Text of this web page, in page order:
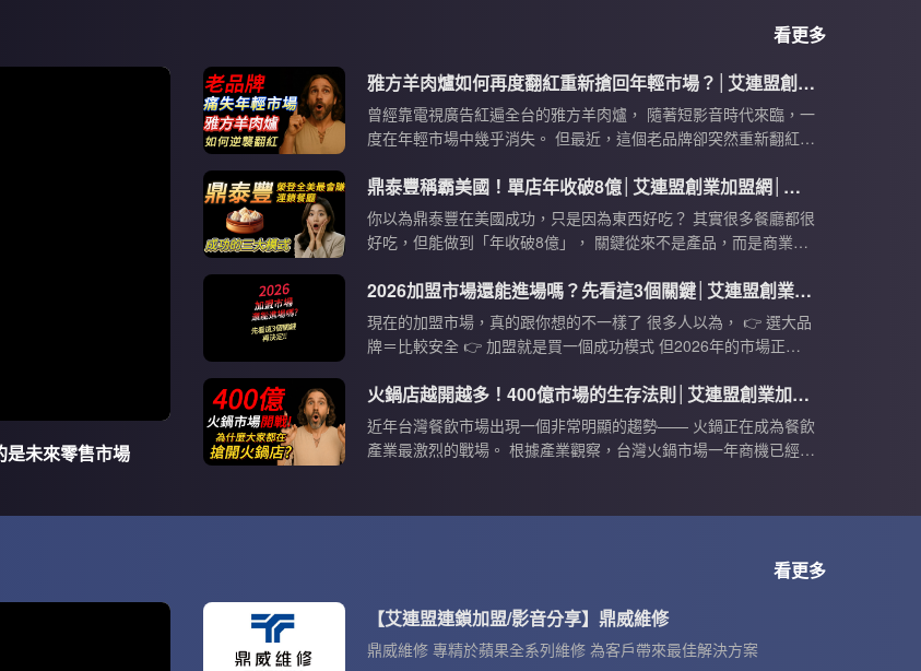
預算約 100萬
江X姐開店地點台中市
預算約 100萬
曾X君開店地點目前未定
預算約 75萬
預算約 200萬
林X峨開店地點新竹縣
預算約 200萬
邱X鶯開店地點台南市
預算約 200萬
看更多
是未來零售市場
雅方羊肉爐如何再度翻紅重新搶回年輕市場？│艾連盟創業加盟網│下一站老闆
曾經靠電視廣告紅遍全台的雅方羊肉爐， 隨著短影音時代來臨，一
度在年輕市場中幾乎消失。 但最近，這個老品牌卻突然重新翻紅。
析： 📌 老品牌為何會失去年輕客群 📌 二代接班後如何重新定位品
牌 📌 為什麼短影音能救活老品牌 你會發現，現在市場最大的問
題， 往往不是產品不好，而是「消費者根本沒看到你」。
鼎泰豐稱霸美國！單店年收破8億│艾連盟創業加盟網│下一站老闆
你以為鼎泰豐在美國成功，只是因為東西好吃？ 其實很多餐廳都很
好吃，但能做到「年收破8億」， 關鍵從來不是產品，而是商業模
2026加盟市場還能進場嗎？先看這3個關鍵│艾連盟創業加盟網│下一站老闆
現在的加盟市場，真的跟你想的不一樣了 很多人以為， 👉 選大品
牌＝比較安全 👉 加盟就是買一個成功模式 但2026年的市場正在
上，你會看到人潮幾乎集中在少數頭部品牌， 但同時，也有越來越
多加盟主面臨—— 👉 成本高、利潤被壓縮 👉 商圈重疊、競爭激
烈 這也讓一個問題浮現： 現在加盟，真的還好賺嗎？
火鍋店越開越多！400億市場的生存法則│艾連盟創業加盟網│下一站老闆
近年台灣餐飲市場出現一個非常明顯的趨勢—— 火鍋正在成為餐飲
產業最激烈的戰場。 根據產業觀察，台灣火鍋市場一年商機已經突
看更多
【艾連盟連鎖加盟/影音分享】鼎威維修
鼎威維修 專精於蘋果全系列維修 為客戶帶來最佳解決方案